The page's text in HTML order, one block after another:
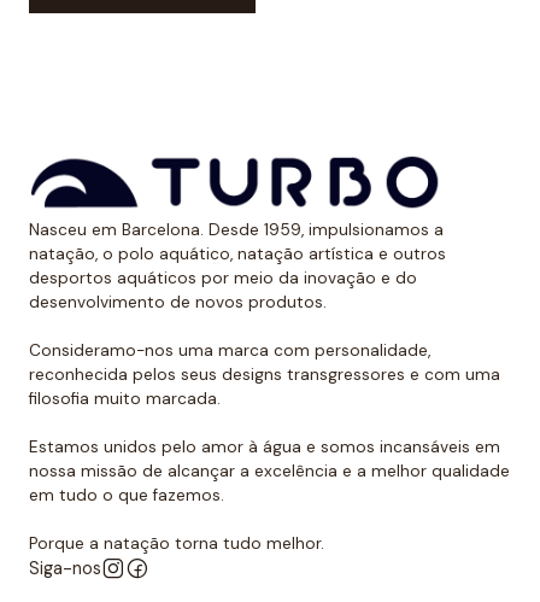
Nasceu em Barcelona. Desde 1959, impulsionamos a
natação, o polo aquático, natação artística e outros
desportos aquáticos por meio da inovação e do
desenvolvimento de novos produtos.
Consideramo-nos uma marca com personalidade,
reconhecida pelos seus designs transgressores e com uma
filosofia muito marcada.
Estamos unidos pelo amor à água e somos incansáveis em
nossa missão de alcançar a excelência e a melhor qualidade
em tudo o que fazemos.
Porque a natação torna tudo melhor.
Siga-nos